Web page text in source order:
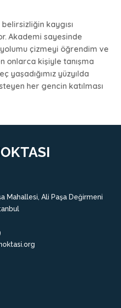
kaygısı
Akademi sayesinde
çizmeyi öğrendim ve
onlarca kişiyle tanışma
yaşadığımız yüzyılda
her gencin katılması
Mahallesi, Ali Paşa Değirmeni